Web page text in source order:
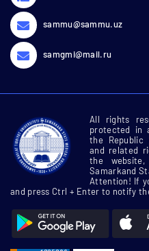
sammu@sammu.uz
samgmi@mail.ru
All rights
protected in
the Republic
and related
the
Samarkand
Attention! If
and press Ctrl + Enter to notify